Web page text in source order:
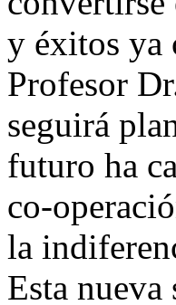
y éxitos ya
Profesor
seguirá
futuro ha
co-
la
Esta